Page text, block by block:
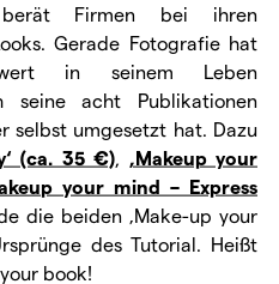
berät Firmen bei ihren
Gerade Fotografie hat
in seinem Leben
seine acht Publikationen
selbst umgesetzt hat. Dazu
(ca. 35 €), ‚Makeup your
your mind – Express
die beiden ‚Make-up your
des Tutorial. Heißt
book!